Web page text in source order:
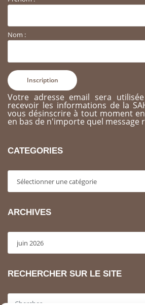
Nom :
Votre adresse email sera
recevoir les informations de la
vous désinscrire à tout moment
en bas de n'importe quel message
CATEGORIES
ARCHIVES
RECHERCHER SUR LE SITE